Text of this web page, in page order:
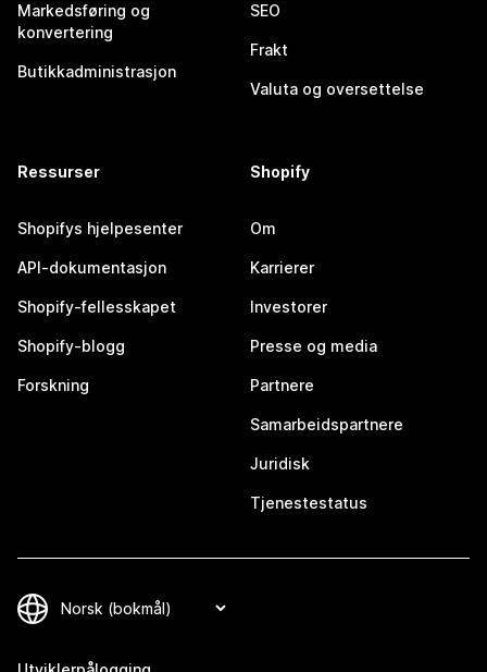
Markedsføring og
konvertering
Butikkadministrasjon
SEO
Frakt
Valuta og oversettelse
Ressurser
Shopifys hjelpesenter
API-dokumentasjon
Shopify-fellesskapet
Shopify-blogg
Forskning
Shopify
Om
Karrierer
Investorer
Presse og media
Partnere
Samarbeidspartnere
Juridisk
Tjenestestatus